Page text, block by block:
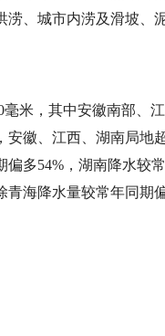
、城市内涝及滑坡、
米，其中安徽南部、
徽、江西、湖南局地
多54%，湖南降水较
海降水量较常年同期